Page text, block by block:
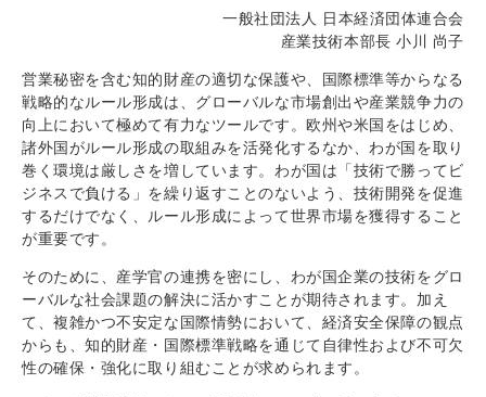
一般社団法人 日本経済団体連合会
産業技術本部長 小川 尚子
営業秘密を含む知的財産の適切な保護や、国際標準等からなる
戦略的なルール形成は、グローバルな市場創出や産業競争力の
向上において極めて有力なツールです。欧州や米国をはじめ、
諸外国がルール形成の取組みを活発化するなか、わが国を取り
巻く環境は厳しさを増しています。わが国は「技術で勝ってビ
ジネスで負ける」を繰り返すことのないよう、技術開発を促進
するだけでなく、ルール形成によって世界市場を獲得すること
が重要です。
そのために、産学官の連携を密にし、わが国企業の技術をグロ
ーバルな社会課題の解決に活かすことが期待されます。加え
て、複雑かつ不安定な国際情勢において、経済安全保障の観点
からも、知的財産・国際標準戦略を通じて自律性および不可欠
性の確保・強化に取り組むことが求められます。